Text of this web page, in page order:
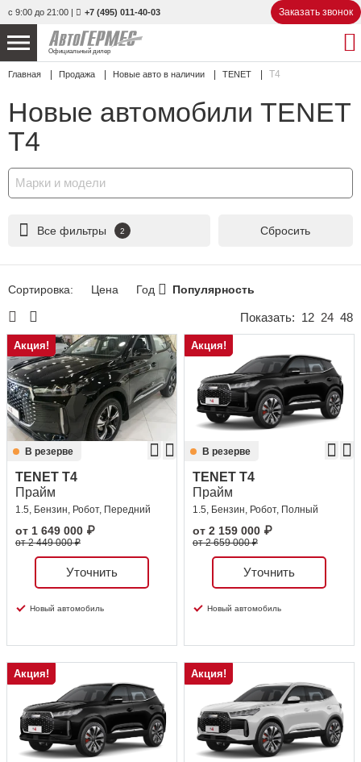
с 9:00 до 21:00 | +7 (495) 011-40-03 Заказать звонок
Официальный дилер
НОВЫЕ АВТОМОБИЛИ
С ПРОБЕГОМ 858 авто
УСЛУГИ
АКЦИИ
КОНТАКТЫ
Избранное
Сравнение
Личный кабинет
Главная Продажа Новые авто в наличии TENET T4
Новые автомобили TENET
T4
Марки и модели
Все фильтры 2 Сбросить
Сортировка: Цена Год Популярность
Показать: 12 24 48
Акция!
В резерве
TENET T4
Прайм
1.5, Бензин, Робот, Передний
от 1 649 000 ₽
от 2 449 000 ₽
Уточнить
Новый автомобиль
Акция!
В резерве
TENET T4
Прайм
1.5, Бензин, Робот, Полный
от 2 159 000 ₽
от 2 659 000 ₽
Уточнить
Новый автомобиль
Акция! Акция!